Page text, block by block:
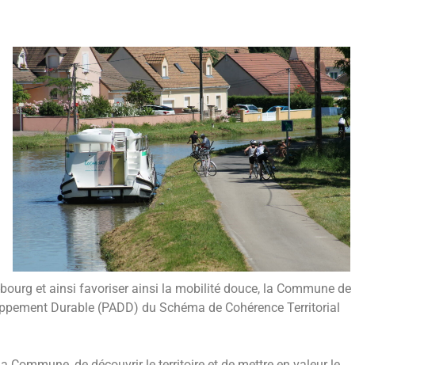
et ainsi favoriser ainsi la mobilité douce, la Commune de
Durable (PADD) du Schéma de Cohérence Territorial